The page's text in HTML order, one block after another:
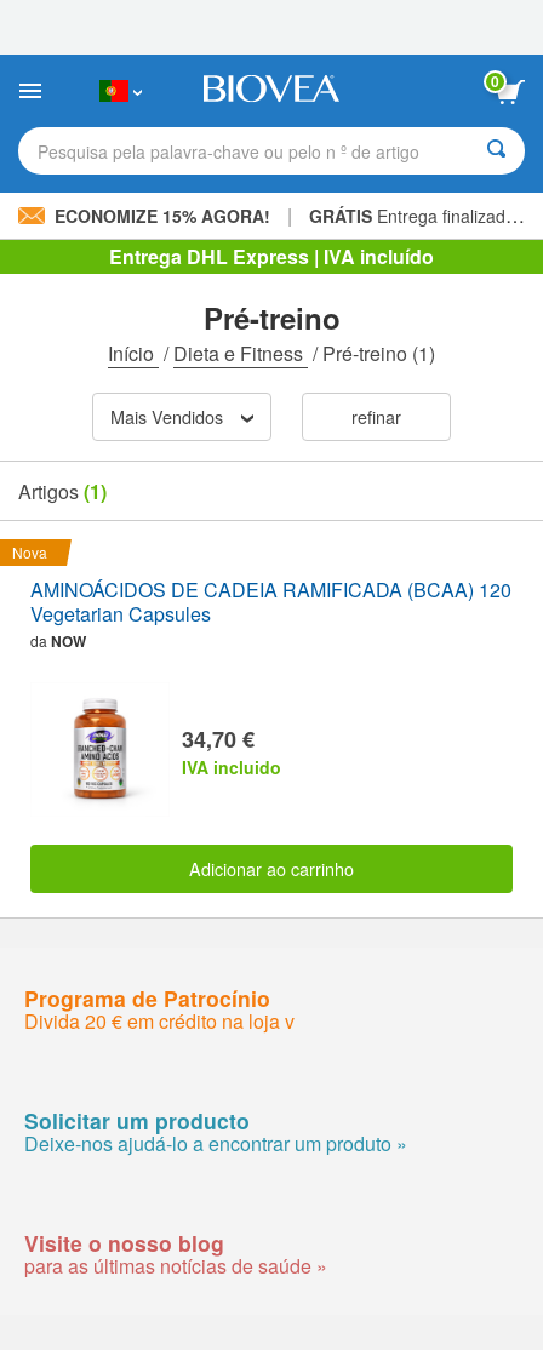
site
um
de
acessibilidade.
0
Pesquisa pela palavra-chave ou pelo n º de artigo
ECONOMIZE 15% AGORA! | GRÁTIS Entrega finalizada 60,00 € »
Entrega DHL Express | IVA incluído
Pré-treino
Início /Dieta e Fitness /Pré-treino (1)
Mais Vendidos refinar
Artigos(1)
Nova
AMINOÁCIDOS DE CADEIA RAMIFICADA (BCAA) 120
Vegetarian Capsules
daNOW
34,70 €
IVA incluido
Adicionar ao carrinho
Programa de Patrocínio
Divida 20 € em crédito na loja v
Solicitar um producto
Deixe-nos ajudá-lo a encontrar um produto »
Visite o nosso blog
para as últimas notícias de saúde »